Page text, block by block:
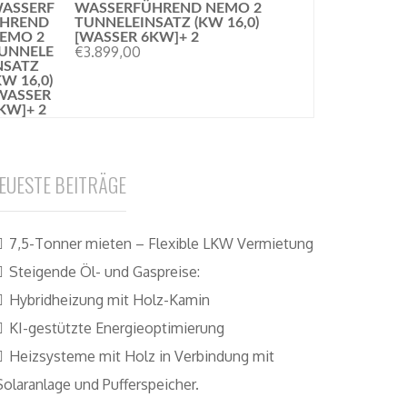
WASSERFÜHREND NEMO 2
TUNNELEINSATZ (KW 16,0)
[WASSER 6KW]+ 2
€3.899,00
BEITRÄGE
7,5-Tonner mieten – Flexible LKW Vermietung
Steigende Öl- und Gaspreise:
Hybridheizung mit Holz-Kamin
KI-gestützte Energieoptimierung
Heizsysteme mit Holz in Verbindung mit
und Pufferspeicher.